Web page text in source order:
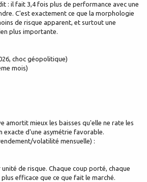
: il fait 3,4 fois plus de performance avec une
C'est exactement ce que la morphologie
de risque apparent, et surtout une
plus importante.
choc géopolitique)
mois)
amortit mieux les baisses qu'elle ne rate les
exacte d'une asymétrie favorable.
volatilité mensuelle) :
de risque. Chaque coup porté, chaque
efficace que ce que fait le marché.